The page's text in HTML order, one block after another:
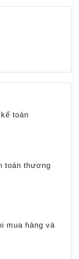
toán
toán thương
mua hàng và